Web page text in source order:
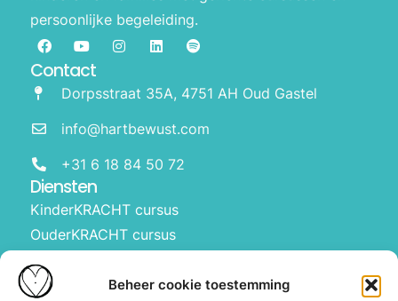
Beheer cookie toestemming
persoonlijke begeleiding.
Diensten
KinderKRACHT cursus
OuderKRACHT cursus
HartBewust op school
Manifesteren met kinderen
Contact
Dorpsstraat 35A, 4751 AH Oud Gastel
info@hartbewust.com
+31 6 18 84 50 72